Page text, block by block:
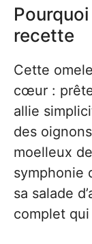
recette
Cette
cœur :
allie
des
moelleux
symphonie
sa salade
complet